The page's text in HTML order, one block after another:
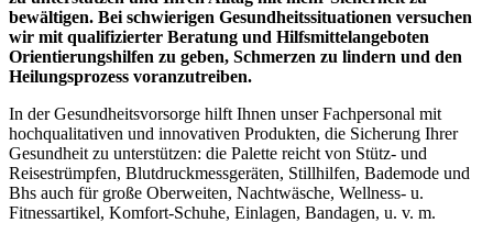
bewältigen. Bei schwierigen Gesundheitssituationen versuchen
wir mit qualifizierter Beratung und Hilfsmittelangeboten
Orientierungshilfen zu geben, Schmerzen zu lindern und den
Heilungsprozess voranzutreiben.
In der Gesundheitsvorsorge hilft Ihnen unser Fachpersonal mit
hochqualitativen und innovativen Produkten, die Sicherung Ihrer
Gesundheit zu unterstützen: die Palette reicht von Stütz- und
Reisestrümpfen, Blutdruckmessgeräten, Stillhilfen, Bademode und
Bhs auch für große Oberweiten, Nachtwäsche, Wellness- u.
Fitnessartikel, Komfort-Schuhe, Einlagen, Bandagen, u. v. m.